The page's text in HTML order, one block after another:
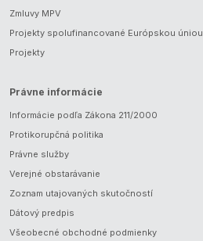
Zmluvy MPV
Projekty spolufinancované Európskou úniou
Projekty
Právne informácie
Informácie podľa Zákona 211/2000
Protikorupčná politika
Právne služby
Verejné obstarávanie
Zoznam utajovaných skutočností
Dátový predpis
Všeobecné obchodné podmienky